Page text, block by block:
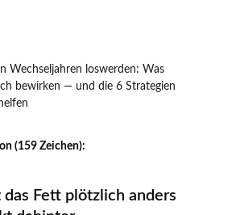
Wechseljahren loswerden: Was
bewirken — und die 6 Strategien
(159 Zeichen):
Fett plötzlich anders